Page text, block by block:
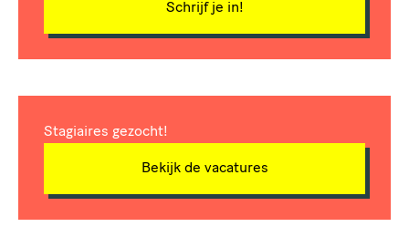
Schrijf je in!
Stagiaires gezocht!
Bekijk de vacatures